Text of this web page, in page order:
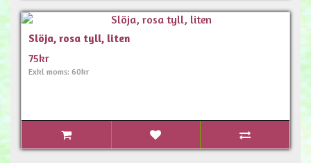
Slöja, rosa tyll, liten
75kr
Exkl moms: 60kr